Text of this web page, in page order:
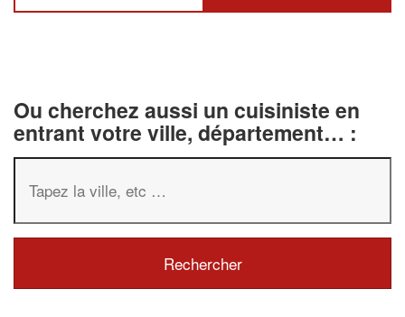
Ou cherchez aussi un cuisiniste en
entrant votre ville, département… :